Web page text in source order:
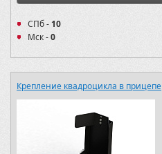
СПб - 10
Мск -0
Крепление квадроцикла в прицепе